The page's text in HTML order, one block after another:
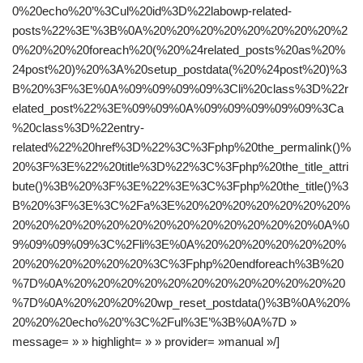
0%20echo%20’%3Cul%20id%3D%22labowp-related-
posts%22%3E’%3B%0A%20%20%20%20%20%20%20%20%2
0%20%20%20foreach%20(%20%24related_posts%20as%20%
24post%20)%20%3A%20setup_postdata(%20%24post%20)%3
B%20%3F%3E%0A%09%09%09%09%3Cli%20class%3D%22r
elated_post%22%3E%09%09%0A%09%09%09%09%09%3Ca
%20class%3D%22entry-
related%22%20href%3D%22%3C%3Fphp%20the_permalink()%
20%3F%3E%22%20title%3D%22%3C%3Fphp%20the_title_attri
bute()%3B%20%3F%3E%22%3E%3C%3Fphp%20the_title()%3
B%20%3F%3E%3C%2Fa%3E%20%20%20%20%20%20%20%
20%20%20%20%20%20%20%20%20%20%20%20%20%0A%0
9%09%09%09%3C%2Fli%3E%0A%20%20%20%20%20%20%
20%20%20%20%20%20%3C%3Fphp%20endforeach%3B%20
%7D%0A%20%20%20%20%20%20%20%20%20%20%20%20
%7D%0A%20%20%20%20wp_reset_postdata()%3B%0A%20%
20%20%20echo%20’%3C%2Ful%3E’%3B%0A%7D »
message= » » highlight= » » provider= »manual »/]